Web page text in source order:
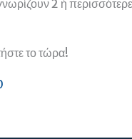
2 ή
το τώρα!